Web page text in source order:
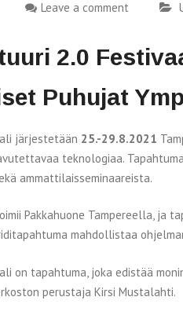
Leave a comment
2.0
Puhujat
järjestetään 25.-29.8.2021
teknologiaa.
ammattilaisseminaareista.
Pakkahuone Tampereella,
mahdollistaa
on tapahtuma, joka edistää
perustaja Kirsi Mustalahti.